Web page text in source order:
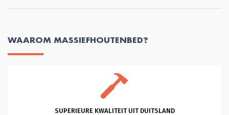
WAAROM MASSIEFHOUTENBED?
SUPERIEURE KWALITEIT UIT DUITSLAND